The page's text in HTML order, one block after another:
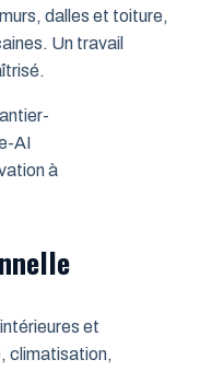
dalles et toiture,
Un travail
à
et
climatisation,